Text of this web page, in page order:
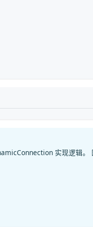
实现逻辑